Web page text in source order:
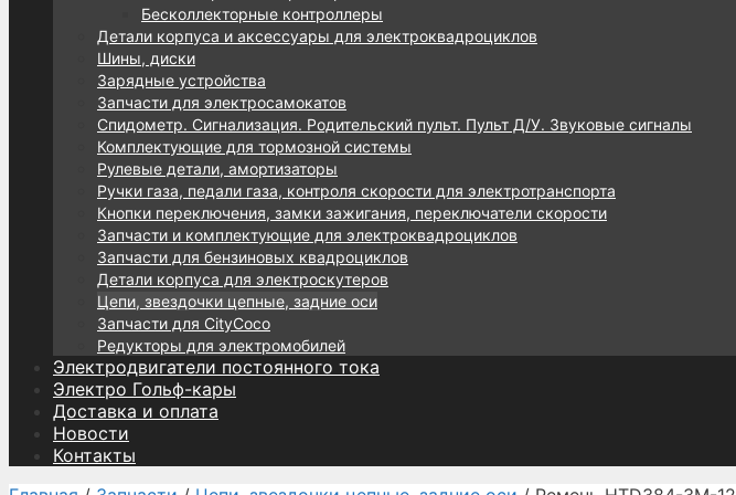
Бесколлекторные контроллеры
Детали корпуса и аксессуары для электроквадроциклов
Шины, диски
Зарядные устройства
Запчасти для электросамокатов
Спидометр. Сигнализация. Родительский пульт. Пульт Д/У. Звуковые сигналы
Комплектующие для тормозной системы
Рулевые детали, амортизаторы
Ручки газа, педали газа, контроля скорости для электротранспорта
Кнопки переключения, замки зажигания, переключатели скорости
Запчасти и комплектующие для электроквадроциклов
Запчасти для бензиновых квадроциклов
Детали корпуса для электроскутеров
Цепи, звездочки цепные, задние оси
Запчасти для CityCoco
Редукторы для электромобилей
Электродвигатели постоянного тока
Электро Гольф-кары
Доставка и оплата
Новости
Контакты